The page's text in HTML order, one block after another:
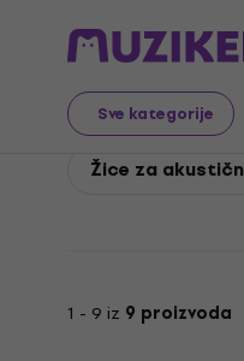
Sve kategorije
Rotosound Gitare
Žice za
1 - 9 iz 9 proizvoda